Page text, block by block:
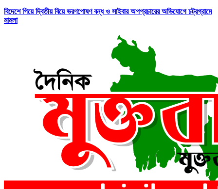
বিদেশে গিয়ে দ্বিতীয় বিয়ে ভরণপোষণ বন্ধ ও সাইবার অপপ্রচারের অভিযোগে চট্রগ্রামে
মামলা